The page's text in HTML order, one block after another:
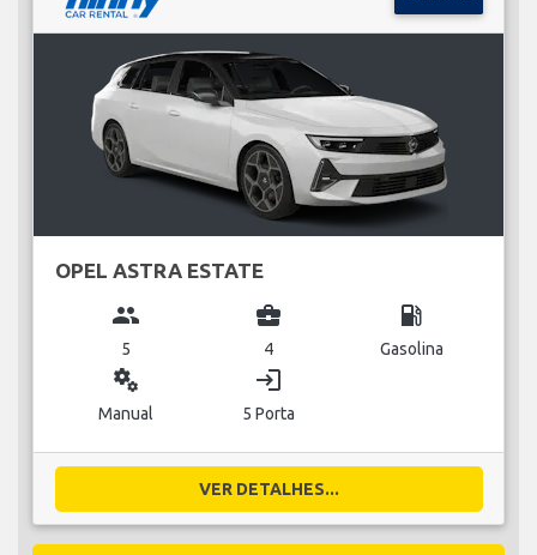
OPEL ASTRA ESTATE
group
5
business_center
4
local_gas_station
Gasolina
miscellaneous_services
Manual
login
5 Porta
VER DETALHES...